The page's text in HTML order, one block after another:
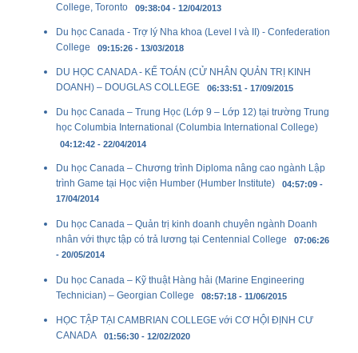
College, Toronto 09:38:04 - 12/04/2013
Du học Canada - Trợ lý Nha khoa (Level I và II) - Confederation
College 09:15:26 - 13/03/2018
DU HỌC CANADA - KẾ TOÁN (CỬ NHÂN QUẢN TRỊ KINH
DOANH) – DOUGLAS COLLEGE 06:33:51 - 17/09/2015
Du học Canada – Trung Học (Lớp 9 – Lớp 12) tại trường Trung
học Columbia International (Columbia International College)
04:12:42 - 22/04/2014
Du học Canada – Chương trình Diploma nâng cao ngành Lập
trình Game tại Học viện Humber (Humber Institute) 04:57:09 -
17/04/2014
Du học Canada – Quản trị kinh doanh chuyên ngành Doanh
nhân với thực tập có trả lương tại Centennial College 07:06:26
- 20/05/2014
Du học Canada – Kỹ thuật Hàng hải (Marine Engineering
Technician) – Georgian College 08:57:18 - 11/06/2015
HỌC TẬP TẠI CAMBRIAN COLLEGE với CƠ HỘI ĐỊNH CƯ
CANADA 01:56:30 - 12/02/2020